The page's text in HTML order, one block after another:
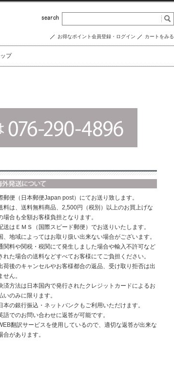
お得なポイント会員登録・ログイン カートをみる
プ
郵便（日本郵便Japan post）にてお送り致します。
料は、送料無料商品、2,500円（税別）以上のお買上げな
場合も全額お客様負担となります。
送はＥＭＳ（国際スピード郵便）でお送りいたします。
、地域によってはお取り扱い出来ない場合がございます。
関料や関税・税関にて発生しました場合や輸入不許可など
れた場合の送料などすべてお客様にてご負担ください。
荷後のキャンセルやお客様都合の返品、受け取り拒否は出
せん。
済方法は日本国内で発行されたクレジットカードによるお
いのみに限ります。
本の銀行振込・ネットバンクもご利用いただけます。
語でのお問い合わせに返答が可能です。
翻訳サービスを使用しているので、適切な返答が出来な
合があります。